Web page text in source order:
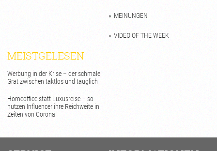
MEINUNGEN
VIDEO OF THE WEEK
MEISTGELESEN
Werbung in der Krise – der schmale
Grat zwischen taktlos und tauglich
Homeoffice statt Luxusreise – so
nutzen Influencer ihre Reichweite in
Zeiten von Corona